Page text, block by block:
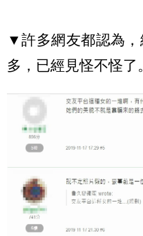
▼許多網友都認為，
多，已經見怪不怪了